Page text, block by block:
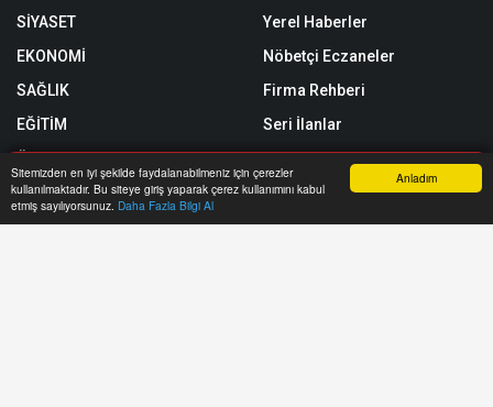
Anladım
Sitemizden en iyi şekilde faydalanabilmeniz için çerezler
kullanılmaktadır. Bu siteye giriş yaparak çerez kullanımını kabul
etmiş sayılıyorsunuz. Daha Fazla Bilgi Al
SİYASET
EKONOMİ
SAĞLIK
EĞİTİM
ÖZEL HABER
SİZİNLE BAŞBAŞA
Yerel Haberler
Nöbetçi Eczaneler
Firma Rehberi
Seri İlanlar
Anasayfa Yazarlar Haber Ara İhbar Hattı Menu